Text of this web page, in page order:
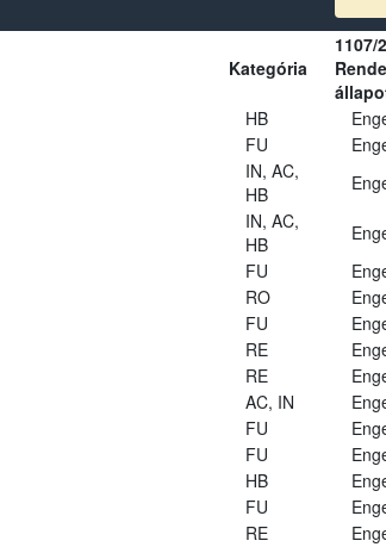
Kategória
1107/
HB
FU
IN, AC,
HB
IN, AC,
HB
FU
RO
FU
RE
RE
AC, IN
FU
FU
HB
FU
RE